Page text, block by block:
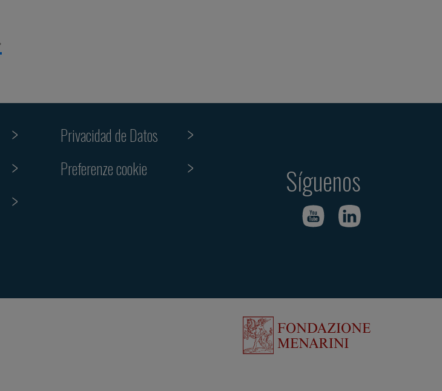
Privacidad de Datos
Preferenze cookie
Síguenos